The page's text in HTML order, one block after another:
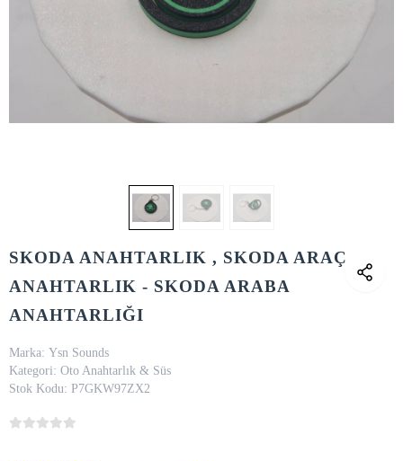
SKODA ANAHTARLIK , SKODA ARAÇ
ANAHTARLIK - SKODA ARABA
ANAHTARLIĞI
Marka: Ysn Sounds
Kategori: Oto Anahtarlık & Süs
Stok Kodu: P7GKW97ZX2